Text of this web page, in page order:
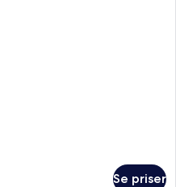
Se priser